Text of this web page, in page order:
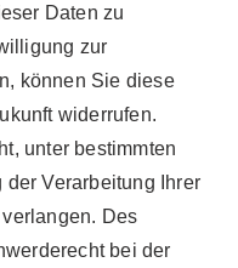
Daten zu
zur
können Sie diese
widerrufen.
unter bestimmten
Verarbeitung Ihrer
Des
bei der